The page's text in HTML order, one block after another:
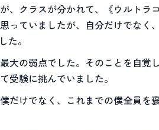
、クラスが分かれて、《ウルトラ
っていましたが、自分だけでなく
。
大の弱点でした。そのことを自覚
験に挑んでいました。
だけでなく、これまでの僕全員を